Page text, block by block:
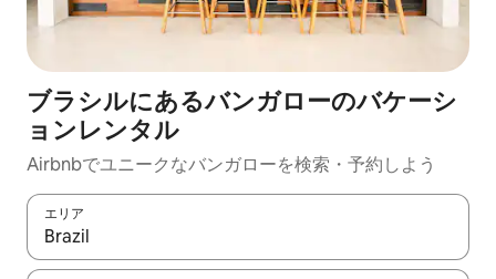
ブラシルにあるバンガローのバケーシ
ョンレンタル
Airbnbでユニークなバンガローを検索・予約しよう
エリア
検索結果が表示されたら、上下の矢印キーを使って移動するか